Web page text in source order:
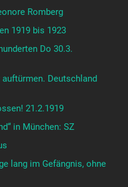
Romberg
1919 bis 1923
Do 30.3.
Deutschland
21.2.1919
in München: SZ
lang im Gefängnis, ohne